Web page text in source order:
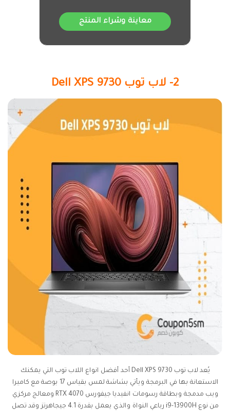
معاينة وشراء المنتج
2- لاب توب Dell XPS 9730
يُعد لاب توب Dell XPS 9730 أحد أفضل انواع اللاب توب التي يمكنك
الاستعانة بها في البرمجة ويأتي بشاشة لمس بقياس 17 بوصة مع كاميرا
ويب مدمجة وبطاقة رسومات انفيديا جيفورس RTX 4070 ومعالج مركزي
من نوع i9-13900H رباعي النواة والذي يعمل بقدرة 4.1 جيجاهرتز وقد تصل